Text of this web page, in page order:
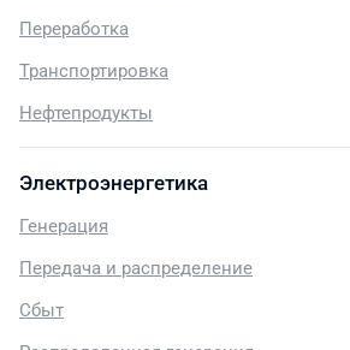
Переработка
Транспортировка
Нефтепродукты
Электроэнергетика
Генерация
Передача и распределение
Сбыт